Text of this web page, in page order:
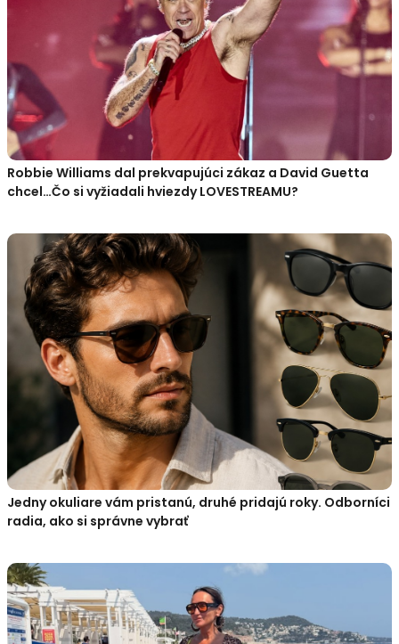
Robbie Williams dal prekvapujúci zákaz a David Guetta
chcel…Čo si vyžiadali hviezdy LOVESTREAMU?
Jedny okuliare vám pristanú, druhé pridajú roky. Odborníci
radia, ako si správne vybrať